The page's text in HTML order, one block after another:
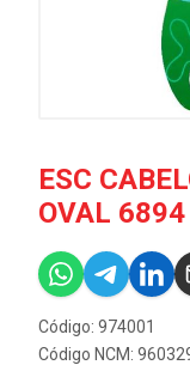
ESC
OVAL
Código: 974001
Código NCM: